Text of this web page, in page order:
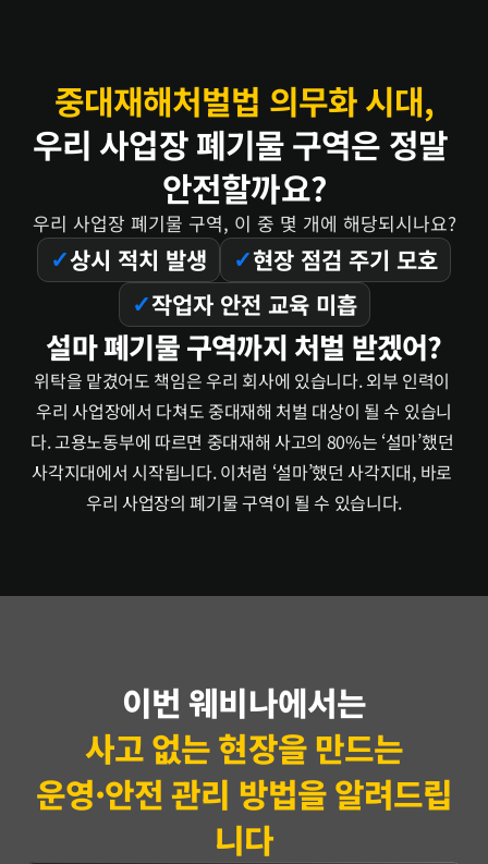
중대재해처벌법 의무화 시대,
우리 사업장 폐기물 구역은 정말
안전할까요?
우리 사업장 폐기물 구역, 이 중 몇 개에 해당되시나요?
✓상시 적치 발생 ✓현장 점검 주기 모호
✓작업자 안전 교육 미흡
설마 폐기물 구역까지 처벌 받겠어?
위탁을 맡겼어도 책임은 우리 회사에 있습니다. 외부 인력이
우리 사업장에서 다쳐도 중대재해 처벌 대상이 될 수 있습니
다. 고용노동부에 따르면 중대재해 사고의 80%는 ‘설마’했던
사각지대에서 시작됩니다. 이처럼 ‘설마’했던 사각지대, 바로
우리 사업장의 폐기물 구역이 될 수 있습니다.
이번 웨비나에서는
사고 없는 현장을 만드는
운영·안전 관리 방법을 알려드립
니다